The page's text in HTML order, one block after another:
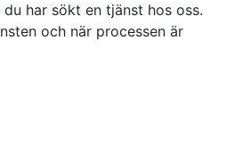
har sökt en tjänst hos oss.
och när processen är